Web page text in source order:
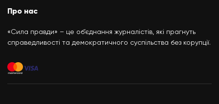
Про нас
«Сила правди» – це об’єднання журналістів, які прагнуть
справедливості та демократичного суспільства без корупції.